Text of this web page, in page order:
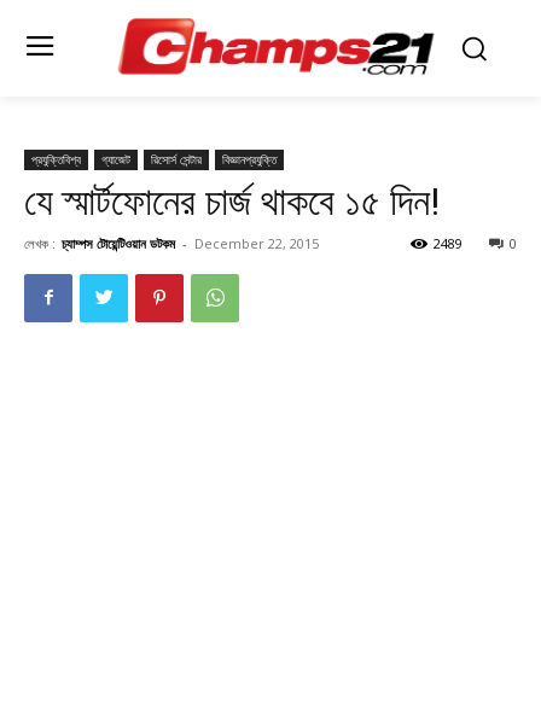
প্রযুক্তিবিশ্ব গ্যাজেট রিসোর্স সেন্টার বিজ্ঞানপ্রযুক্তি
যে স্মার্টফোনের চার্জ থাকবে ১৫ দিন!
লেখক : চ্যাম্পস টোয়েন্টিওয়ান ডটকম - December 22, 2015 0
2489